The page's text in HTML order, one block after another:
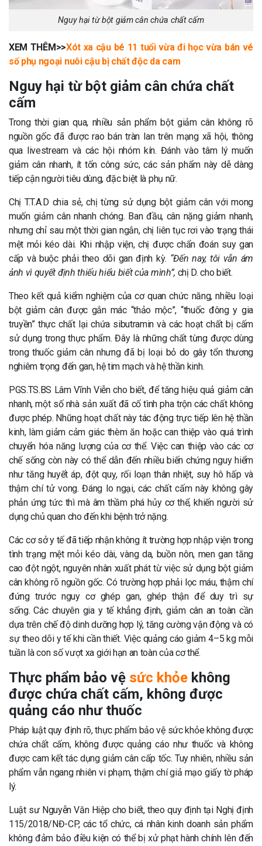
Nguy hại từ bột giảm cân chứa chất cấm
XEM THÊM>>Xót xa cậu bé 11 tuổi vừa đi học vừa bán vé
số phụ ngoại nuôi cậu bị chất độc da cam
Nguy hại từ bột giảm cân chứa chất
cấm
Trong thời gian qua, nhiều sản phẩm bột giảm cân không rõ
nguồn gốc đã được rao bán tràn lan trên mạng xã hội, thông
qua livestream và các hội nhóm kín. Đánh vào tâm lý muốn
giảm cân nhanh, ít tốn công sức, các sản phẩm này dễ dàng
tiếp cận người tiêu dùng, đặc biệt là phụ nữ.
Chị T.T.A.D chia sẻ, chị từng sử dụng bột giảm cân với mong
muốn giảm cân nhanh chóng. Ban đầu, cân nặng giảm nhanh,
nhưng chỉ sau một thời gian ngắn, chị liên tục rơi vào trạng thái
mệt mỏi kéo dài. Khi nhập viện, chị được chẩn đoán suy gan
cấp và buộc phải theo dõi gan định kỳ. “Đến nay, tôi vẫn ám
ảnh vì quyết định thiếu hiểu biết của mình”, chị D. cho biết.
Theo kết quả kiểm nghiệm của cơ quan chức năng, nhiều loại
bột giảm cân được gắn mác “thảo mộc”, “thuốc đông y gia
truyền” thực chất lại chứa sibutramin và các hoạt chất bị cấm
sử dụng trong thực phẩm. Đây là những chất từng được dùng
trong thuốc giảm cân nhưng đã bị loại bỏ do gây tổn thương
nghiêm trọng đến gan, hệ tim mạch và hệ thần kinh.
PGS.TS.BS Lâm Vĩnh Viễn cho biết, để tăng hiệu quả giảm cân
nhanh, một số nhà sản xuất đã cố tình pha trộn các chất không
được phép. Những hoạt chất này tác động trực tiếp lên hệ thần
kinh, làm giảm cảm giác thèm ăn hoặc can thiệp vào quá trình
chuyển hóa năng lượng của cơ thể. Việc can thiệp vào các cơ
chế sống còn này có thể dẫn đến nhiều biến chứng nguy hiểm
như tăng huyết áp, đột quỵ, rối loạn thân nhiệt, suy hô hấp và
thậm chí tử vong. Đáng lo ngại, các chất cấm này không gây
phản ứng tức thì mà âm thầm phá hủy cơ thể, khiến người sử
dụng chủ quan cho đến khi bệnh trở nặng.
Các cơ sở y tế đã tiếp nhận không ít trường hợp nhập viện trong
tình trạng mệt mỏi kéo dài, vàng da, buồn nôn, men gan tăng
cao đột ngột, nguyên nhân xuất phát từ việc sử dụng bột giảm
cân không rõ nguồn gốc. Có trường hợp phải lọc máu, thậm chí
đứng trước nguy cơ ghép gan, ghép thận để duy trì sự
sống. Các chuyên gia y tế khẳng định, giảm cân an toàn cần
dựa trên chế độ dinh dưỡng hợp lý, tăng cường vận động và có
sự theo dõi y tế khi cần thiết. Việc quảng cáo giảm 4–5 kg mỗi
tuần là con số vượt xa giới hạn an toàn của cơ thể.
Thực phẩm bảo vệ sức khỏe không
được chứa chất cấm, không được
quảng cáo như thuốc
Pháp luật quy định rõ, thực phẩm bảo vệ sức khỏe không được
chứa chất cấm, không được quảng cáo như thuốc và không
được cam kết tác dụng giảm cân cấp tốc. Tuy nhiên, nhiều sản
phẩm vẫn ngang nhiên vi phạm, thậm chí giả mạo giấy tờ pháp
lý.
Luật sư Nguyễn Văn Hiệp cho biết, theo quy định tại Nghị định
115/2018/NĐ-CP, các tổ chức, cá nhân kinh doanh sản phẩm
không đảm bảo điều kiện có thể bị xử phạt hành chính lên đến